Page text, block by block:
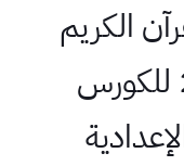
الكريم
والتربية الإسلامية 2021 للكورس